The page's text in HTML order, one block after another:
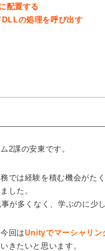
配置する
の処理を呼び出す
2課の安東です。
では経験を積む機会がた
した。
が多くなく、学ぶのに少し
今回はUnityでマーシャリン
きたいと思います。